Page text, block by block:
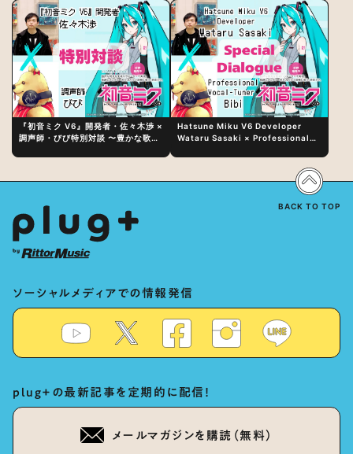
『初音ミク V6』開発者・佐々木渉 ×
調声師・びび特別対談 〜豊かな歌声
Hatsune Miku V6 Developer
Wataru Sasaki × Professional
Vocal Expression Lies in “Love
for the singing characters” and
ソーシャルメディアでの情報発信
plug+の最新記事を定期的に配信！
メールマガジンを購読（無料）
BACK TO TOP